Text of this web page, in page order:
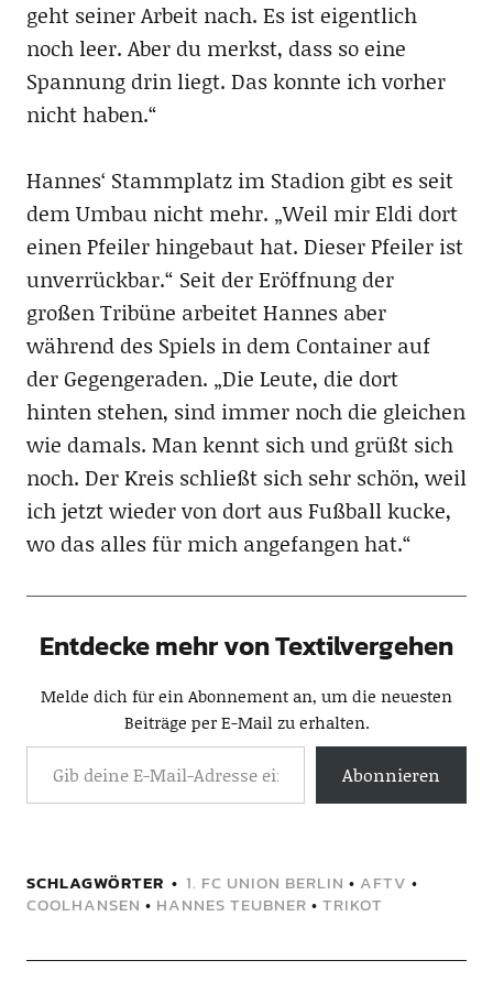
geht seiner Arbeit nach. Es ist eigentlich
noch leer. Aber du merkst, dass so eine
Spannung drin liegt. Das konnte ich vorher
nicht haben.“
Hannes‘ Stammplatz im Stadion gibt es seit
dem Umbau nicht mehr. „Weil mir Eldi dort
einen Pfeiler hingebaut hat. Dieser Pfeiler ist
unverrückbar.“ Seit der Eröffnung der
großen Tribüne arbeitet Hannes aber
während des Spiels in dem Container auf
der Gegengeraden. „Die Leute, die dort
hinten stehen, sind immer noch die gleichen
wie damals. Man kennt sich und grüßt sich
noch. Der Kreis schließt sich sehr schön, weil
ich jetzt wieder von dort aus Fußball kucke,
wo das alles für mich angefangen hat.“
Entdecke mehr von Textilvergehen
Melde dich für ein Abonnement an, um die neuesten
Beiträge per E-Mail zu erhalten.
Abonnieren
SCHLAGWÖRTER 1. FC UNION BERLIN • AFTV •
COOLHANSEN • HANNES TEUBNER • TRIKOT